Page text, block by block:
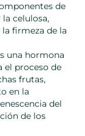
de
celulosa,
firmeza de la
una hormona
el proceso de
frutas,
en la
del
de los